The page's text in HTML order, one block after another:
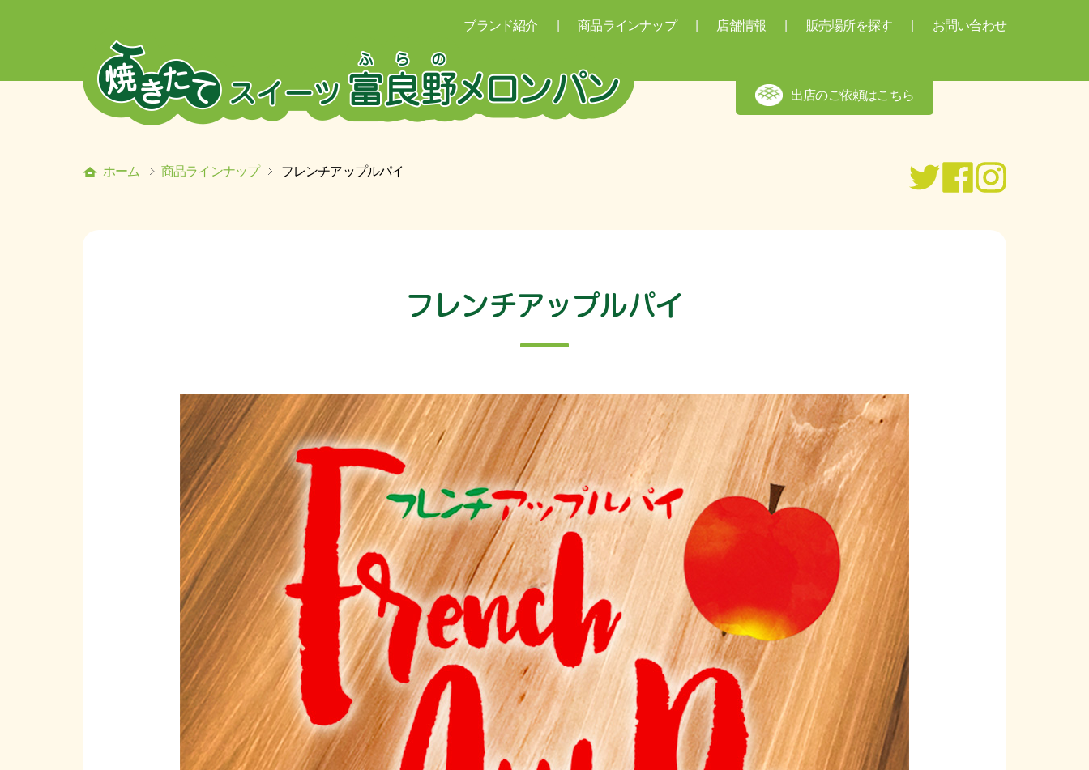
ブランド紹介 商品ラインナップ 店舗情報 販売場所を探す お問い合わせ
出店のご依頼はこちら
ホーム 商品ラインナップ フレンチアップルパイ
フレンチアップルパイ